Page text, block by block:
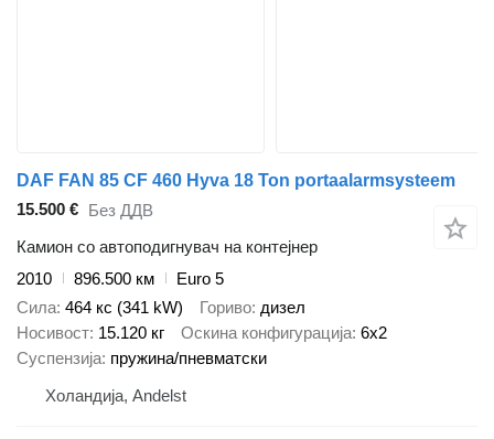
DAF FAN 85 CF 460 Hyva 18 Ton portaalarmsysteem
15.500 € Без ДДВ
Камион со автоподигнувач на контејнер
2010
896.500 км
Euro 5
Сила 464 кс (341 kW) Гориво дизел
Носивост 15.120 кг Оскина конфигурација 6x2
Суспензија пружина/пневматски
Холандија, Andelst